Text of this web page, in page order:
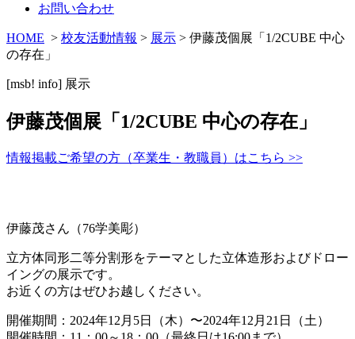
お問い合わせ
HOME > 校友活動情報 > 展示 > 伊藤茂個展「1/2CUBE 中心
の存在」
[msb! info] 展示
伊藤茂個展「1/2CUBE 中心の存在」
情報掲載ご希望の方（卒業生・教職員）はこちら >>
伊藤茂さん（76学美彫）
立方体同形二等分割形をテーマとした立体造形およびドロー
イングの展示です。
お近くの方はぜひお越しください。
開催期間：2024年12月5日（木）〜2024年12月21日（土）